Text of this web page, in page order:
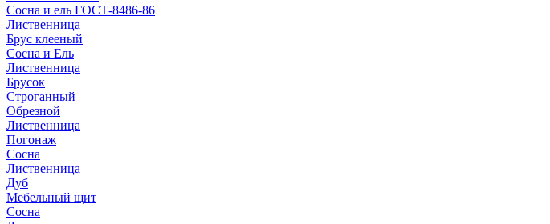
Сосна и ель ГОСТ-8486-86
Лиственница
Брус клееный
Сосна и Ель
Лиственница
Брусок
Строганный
Обрезной
Лиственница
Погонаж
Сосна
Лиственница
Дуб
Мебельный щит
Сосна